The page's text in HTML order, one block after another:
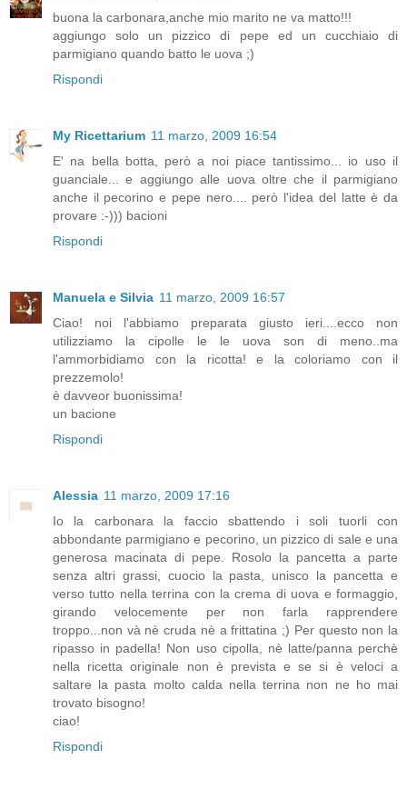
buona la carbonara,anche mio marito ne va matto!!!
aggiungo solo un pizzico di pepe ed un cucchiaio di
parmigiano quando batto le uova ;)
Rispondi
My Ricettarium 11 marzo, 2009 16:54
E' na bella botta, però a noi piace tantissimo... io uso il
guanciale... e aggiungo alle uova oltre che il parmigiano
anche il pecorino e pepe nero.... però l'idea del latte è da
provare :-))) bacioni
Rispondi
Manuela e Silvia 11 marzo, 2009 16:57
Ciao! noi l'abbiamo preparata giusto ieri....ecco non
utilizziamo la cipolle le le uova son di meno..ma
l'ammorbidiamo con la ricotta! e la coloriamo con il
prezzemolo!
è davveor buonissima!
un bacione
Rispondi
Alessia 11 marzo, 2009 17:16
Io la carbonara la faccio sbattendo i soli tuorli con
abbondante parmigiano e pecorino, un pizzico di sale e una
generosa macinata di pepe. Rosolo la pancetta a parte
senza altri grassi, cuocio la pasta, unisco la pancetta e
verso tutto nella terrina con la crema di uova e formaggio,
girando velocemente per non farla rapprendere
troppo...non và nè cruda nè a frittatina ;) Per questo non la
ripasso in padella! Non uso cipolla, nè latte/panna perchè
nella ricetta originale non è prevista e se si è veloci a
saltare la pasta molto calda nella terrina non ne ho mai
trovato bisogno!
ciao!
Rispondi